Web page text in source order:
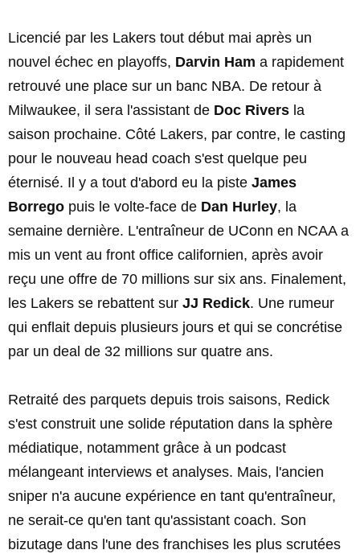
Licencié par les Lakers tout début mai après un
nouvel échec en playoffs, Darvin Ham a rapidement
retrouvé une place sur un banc NBA. De retour à
Milwaukee, il sera l'assistant de Doc Rivers la
saison prochaine. Côté Lakers, par contre, le casting
pour le nouveau head coach s'est quelque peu
éternisé. Il y a tout d'abord eu la piste James
Borrego puis le volte-face de Dan Hurley, la
semaine dernière. L'entraîneur de UConn en NCAA a
mis un vent au front office californien, après avoir
reçu une offre de 70 millions sur six ans. Finalement,
les Lakers se rebattent sur JJ Redick. Une rumeur
qui enflait depuis plusieurs jours et qui se concrétise
par un deal de 32 millions sur quatre ans.
Retraité des parquets depuis trois saisons, Redick
s'est construit une solide réputation dans la sphère
médiatique, notamment grâce à un podcast
mélangeant interviews et analyses. Mais, l'ancien
sniper n'a aucune expérience en tant qu'entraîneur,
ne serait-ce qu'en tant qu'assistant coach. Son
bizutage dans l'une des franchises les plus scrutées